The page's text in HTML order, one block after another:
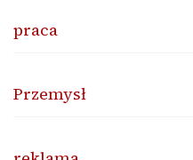
praca
Przemysł